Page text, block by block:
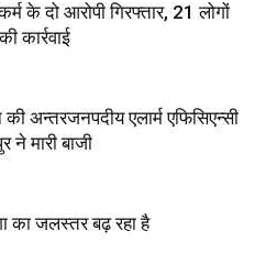
के दो आरोपी गिरफ्तार, 21 लोगों
कार्रवाई
की अन्तरजनपदीय एलार्म एफिसिएन्सी
ने मारी बाजी
का जलस्तर बढ़ रहा है